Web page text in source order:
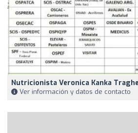
Nutricionista Veronica Kanka
Ver información y datos de contacto